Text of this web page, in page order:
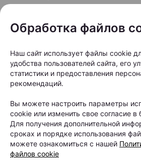
«Могилевская» — именно там
увидеть вещи из новой
проекта подчеркивают: это не
попытка честно рассказать о
Обработка файлов
Наш сайт использует файлы cookie
удобства пользователей сайта, его
статистики и предоставления
рекомендаций.
Вы можете настроить параметры
cookie или изменить свое согласие
Для получения дополнительной
сроках и порядке использования
можете ознакомиться с нашей
файлов cookie